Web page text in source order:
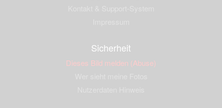
Sicherheit
Dieses Bild melden (Abuse)